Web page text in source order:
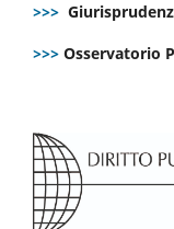
>>>
>>> Osservatorio